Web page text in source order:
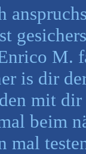
M.
is dir
mit
beim
mal